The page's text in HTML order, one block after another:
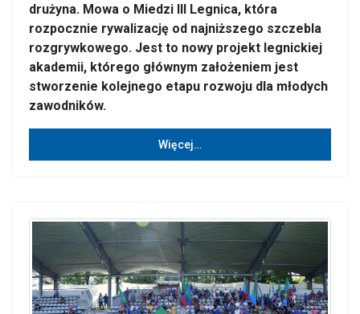
drużyna. Mowa o Miedzi III Legnica, która
rozpocznie rywalizację od najniższego szczebla
rozgrywkowego. Jest to nowy projekt legnickiej
akademii, którego głównym założeniem jest
stworzenie kolejnego etapu rozwoju dla młodych
zawodników.
Więcej…